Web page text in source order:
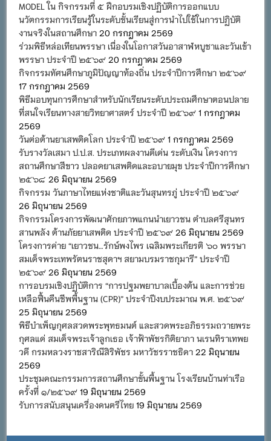
MODEL ใน กิจกรรมที่ ๕ ฝึกอบรมเชิงปฏิบัติการออกแบบ
นวัตกรรมการเรียนรู้ในระดับชั้นเรียนสู่การนำไปใช้ในการปฏิบัติ
งานจริงในสถานศึกษา 20 กรกฎาคม 2569
ร่วมพิธีหล่อเทียนพรรษา เนื่องในโอกาสวันอาสาฬหบูชาและวันเข้า
พรรษา ประจำปี ๒๕๖๙ 20 กรกฎาคม 2569
กิจกรรมทัศนศึกษาภูมิปัญญาท้องถิ่น ประจำปีการศึกษา ๒๕๖๙
17 กรกฎาคม 2569
พิธีมอบทุนการศึกษาสำหรับนักเรียนระดับประถมศึกษาตอนปลาย
ที่สนใจเรียนทางสายวิทยาศาสตร์ ประจำปี ๒๕๖๙ 1 กรกฎาคม
2569
วันต่อต้านยาเสพติดโลก ประจำปี ๒๕๖๙ 1 กรกฎาคม 2569
รับรางวัลเสมา ป.ป.ส. ประเภทผลงานดีเด่น ระดับเงิน โครงการ
สถานศึกษาสีขาว ปลอดยาเสพติดและอบายมุข ประจำปีการศึกษา
๒๕๖๘ 26 มิถุนายน 2569
กิจกรรม วันภาษาไทยแห่งชาติและวันสุนทรภู่ ประจำปี ๒๕๖๙
26 มิถุนายน 2569
กิจกรรมโครงการพัฒนาศักยภาพแกนนำเยาวชน ตำบลศรีสุนทร
สานพลัง ต้านภัยยาเสพติด ประจำปี ๒๕๖๙ 26 มิถุนายน 2569
โครงการค่าย “เยาวชน…รักษ์พงไพร เฉลิมพระเกียรติ ๖๐ พรรษา
สมเด็จพระเทพรัตนราชสุดาฯ สยามบรมราชกุมารี” ประจำปี
๒๕๖๙ 26 มิถุนายน 2569
การอบรมเชิงปฏิบัติการ “การปฐมพยาบาลเบื้องต้น และการช่วย
เหลือฟื้นคืนชีพพื้นฐาน (CPR)” ประจำปีงบประมาณ พ.ศ. ๒๕๖๙
25 มิถุนายน 2569
พิธีบำเพ็ญกุศลสวดพระพุทธมนต์ และสวดพระอภิธรรมถวายพระ
กุศลแด่ สมเด็จพระเจ้าลูกเธอ เจ้าฟ้าพัชรกิติยาภา นเรนทิราเทพย
วดี กรมหลวงราชสาริณีสิริพัชร มหาวัชรราชธิดา 22 มิถุนายน
2569
ประชุมคณะกรรมการสถานศึกษาขั้นพื้นฐาน โรงเรียนบ้านท่าเรือ
ครั้งที่ ๑/๒๕๖๙ 19 มิถุนายน 2569
รับการสนับสนุนเครื่องดนตรีไทย 19 มิถุนายน 2569